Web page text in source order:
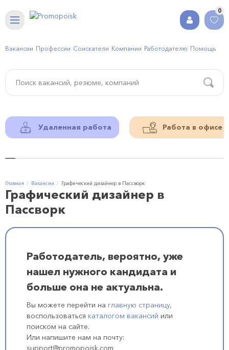
0
Вакансии Профессии Соискатели Компании Работодателю Помощь
Удаленная работа Работа в офисе
Главная Вакансии Графический дизайнер в Пассворк
Графический дизайнер в
Пассворк
Работодатель, вероятно, уже
нашел нужного кандидата и
больше она не актуальна.
Вы можете перейти на главную страницу,
воспользоваться каталогом вакансий или
поиском на сайте.
Или напишите нам на почту:
support@promopoisk.com